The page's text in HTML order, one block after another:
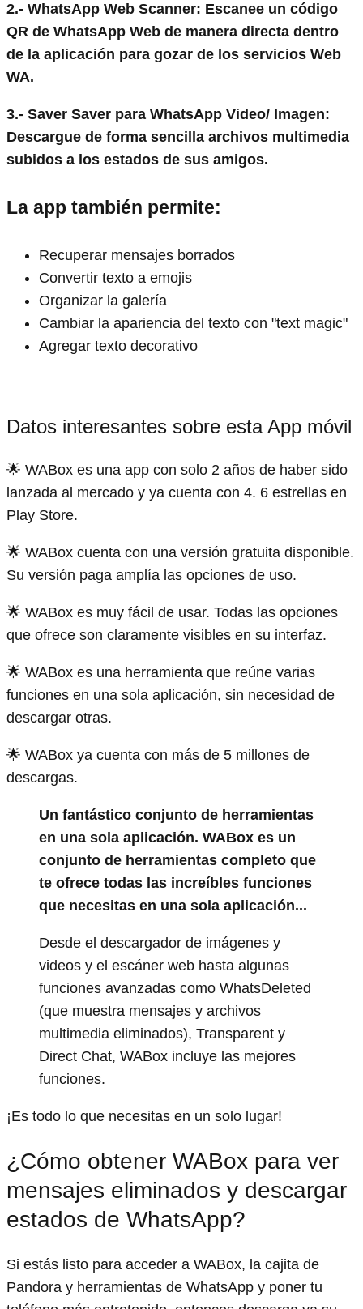
2.- WhatsApp Web Scanner: Escanee un código
QR de WhatsApp Web de manera directa dentro
de la aplicación para gozar de los servicios Web
WA.
3.- Saver Saver para WhatsApp Video/ Imagen:
Descargue de forma sencilla archivos multimedia
subidos a los estados de sus amigos.
La app también permite:
Recuperar mensajes borrados
Convertir texto a emojis
Organizar la galería
Cambiar la apariencia del texto con "text magic"
Agregar texto decorativo
Datos interesantes sobre esta App móvil
🌟 WABox es una app con solo 2 años de haber sido
lanzada al mercado y ya cuenta con 4. 6 estrellas en
Play Store.
🌟 WABox cuenta con una versión gratuita disponible.
Su versión paga amplía las opciones de uso.
🌟 WABox es muy fácil de usar. Todas las opciones
que ofrece son claramente visibles en su interfaz.
🌟 WABox es una herramienta que reúne varias
funciones en una sola aplicación, sin necesidad de
descargar otras.
🌟 WABox ya cuenta con más de 5 millones de
descargas.
Un fantástico conjunto de herramientas
en una sola aplicación. WABox es un
conjunto de herramientas completo que
te ofrece todas las increíbles funciones
que necesitas en una sola aplicación...
Desde el descargador de imágenes y
videos y el escáner web hasta algunas
funciones avanzadas como WhatsDeleted
(que muestra mensajes y archivos
multimedia eliminados), Transparent y
Direct Chat, WABox incluye las mejores
funciones.
¡Es todo lo que necesitas en un solo lugar!
¿Cómo obtener WABox para ver
mensajes eliminados y descargar
estados de WhatsApp?
Si estás listo para acceder a WABox, la cajita de
Pandora y herramientas de WhatsApp y poner tu